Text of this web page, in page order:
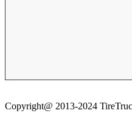
Copyright@ 2013-2024